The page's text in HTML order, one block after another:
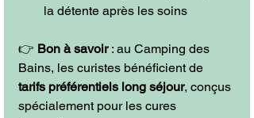
la détente après les soins
👉 Bon à savoir : au Camping des
Bains, les curistes bénéficient de
tarifs préférentiels long séjour, conçus
spécialement pour les cures